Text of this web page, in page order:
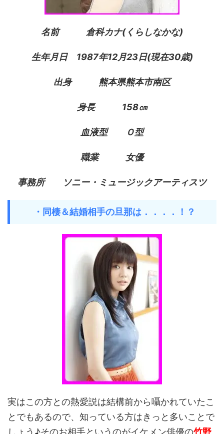
名前 倉科カナ(くらしなかな)
生年月日 1987年12月23日(現在30歳)
出身 熊本県熊本市南区
身長 158㎝
血液型 Ｏ型
職業 女優
事務所 ソニー・ミュージックアーティスツ
・同棲＆結婚相手の旦那は．．．．！？
実はこの方との熱愛説は結構前から囁かれていたこ
とでもあるので、知っている方はきっと多いことで
しょう♪そのお相手というのがイケメン俳優の竹野